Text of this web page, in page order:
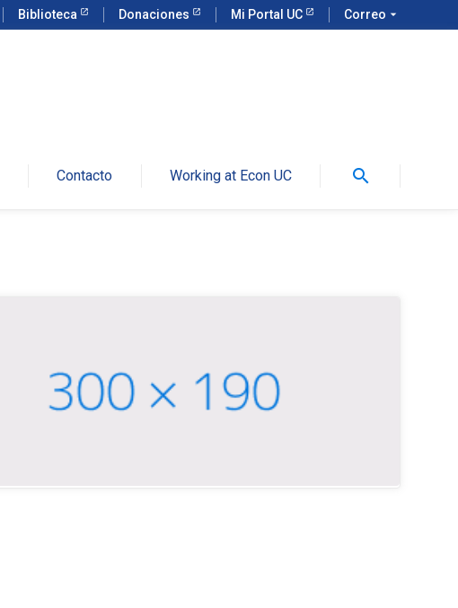
Biblioteca Donaciones Mi Portal UC Correo arrow_drop_down
Contacto Working at Econ UC search